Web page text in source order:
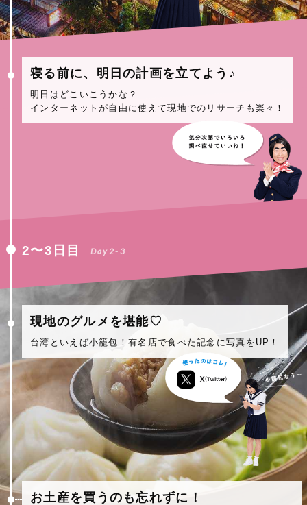
寝る前に、明日の計画を立てよう♪
明日はどこいこうかな？
インターネットが自由に使えて現地でのリサーチも楽々！
2〜3日目 Day2-3
現地のグルメを堪能♡
台湾といえば小籠包！有名店で食べた記念に写真をUP！
お土産を買うのも忘れずに！